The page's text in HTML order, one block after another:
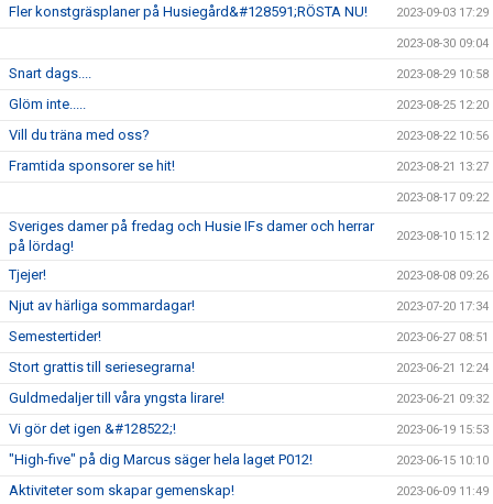
Fler konstgräsplaner på Husiegård&#128591;RÖSTA NU! 2023-09-03 17:29
2023-08-30 09:04
Snart dags.... 2023-08-29 10:58
Glöm inte..... 2023-08-25 12:20
Vill du träna med oss? 2023-08-22 10:56
Framtida sponsorer se hit! 2023-08-21 13:27
2023-08-17 09:22
Sveriges damer på fredag och Husie IFs damer och herrar
på lördag!
2023-08-10 15:12
Tjejer! 2023-08-08 09:26
Njut av härliga sommardagar! 2023-07-20 17:34
Semestertider! 2023-06-27 08:51
Stort grattis till seriesegrarna! 2023-06-21 12:24
Guldmedaljer till våra yngsta lirare! 2023-06-21 09:32
Vi gör det igen &#128522;! 2023-06-19 15:53
"High-five" på dig Marcus säger hela laget P012! 2023-06-15 10:10
Aktiviteter som skapar gemenskap! 2023-06-09 11:49